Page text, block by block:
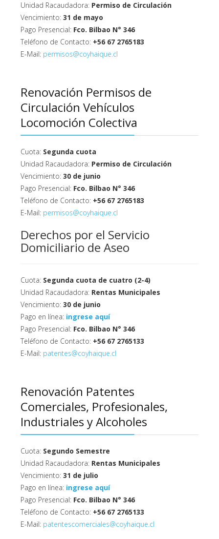
Unidad Racaudadora: Permiso de Circulación
Vencimiento:31 de mayo
Pago Presencial:Fco. Bilbao N° 346
Teléfono de Contacto: +56 67 2765183
E-Mail: permisos@coyhaique.cl
Renovación Permisos de
Circulación Vehículos
Locomoción Colectiva
Cuota: Segunda cuota
Unidad Racaudadora: Permiso de Circulación
Vencimiento:30 de junio
Pago Presencial:Fco. Bilbao N° 346
Teléfono de Contacto: +56 67 2765183
E-Mail: permisos@coyhaique.cl
Derechos por el Servicio
Domiciliario de Aseo
Cuota: Segunda cuota de cuatro (2-4)
Unidad Racaudadora: Rentas Municipales
Vencimiento:30 de junio
Pago en línea: ingrese aquí
Pago Presencial:Fco. Bilbao N° 346
Teléfono de Contacto: +56 67 2765133
E-Mail: patentes@coyhaique.cl
Renovación Patentes
Comerciales, Profesionales,
Industriales y Alcoholes
Cuota: Segundo Semestre
Unidad Racaudadora: Rentas Municipales
Vencimiento:31 de julio
Pago en línea: ingrese aquí
Pago Presencial:Fco. Bilbao N° 346
Teléfono de Contacto:+56 67 2765133
E-Mail: patentescomerciales@coyhaique.cl